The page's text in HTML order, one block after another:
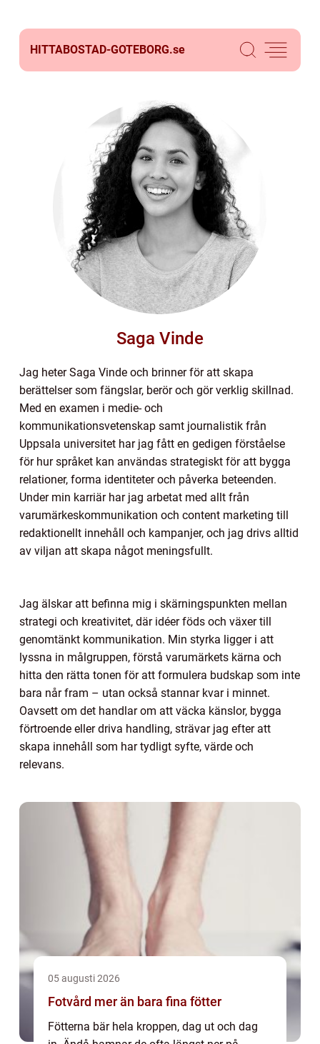
HITTABOSTAD-GOTEBORG.se
Saga Vinde
Jag heter Saga Vinde och brinner för att skapa
berättelser som fängslar, berör och gör verklig skillnad.
Med en examen i medie- och
kommunikationsvetenskap samt journalistik från
Uppsala universitet har jag fått en gedigen förståelse
för hur språket kan användas strategiskt för att bygga
relationer, forma identiteter och påverka beteenden.
Under min karriär har jag arbetat med allt från
varumärkeskommunikation och content marketing till
redaktionellt innehåll och kampanjer, och jag drivs alltid
av viljan att skapa något meningsfullt.
Jag älskar att befinna mig i skärningspunkten mellan
strategi och kreativitet, där idéer föds och växer till
genomtänkt kommunikation. Min styrka ligger i att
lyssna in målgruppen, förstå varumärkets kärna och
hitta den rätta tonen för att formulera budskap som inte
bara når fram – utan också stannar kvar i minnet.
Oavsett om det handlar om att väcka känslor, bygga
förtroende eller driva handling, strävar jag efter att
skapa innehåll som har tydligt syfte, värde och
relevans.
05 augusti 2026
Fotvård mer än bara fina fötter
Fötterna bär hela kroppen, dag ut och dag